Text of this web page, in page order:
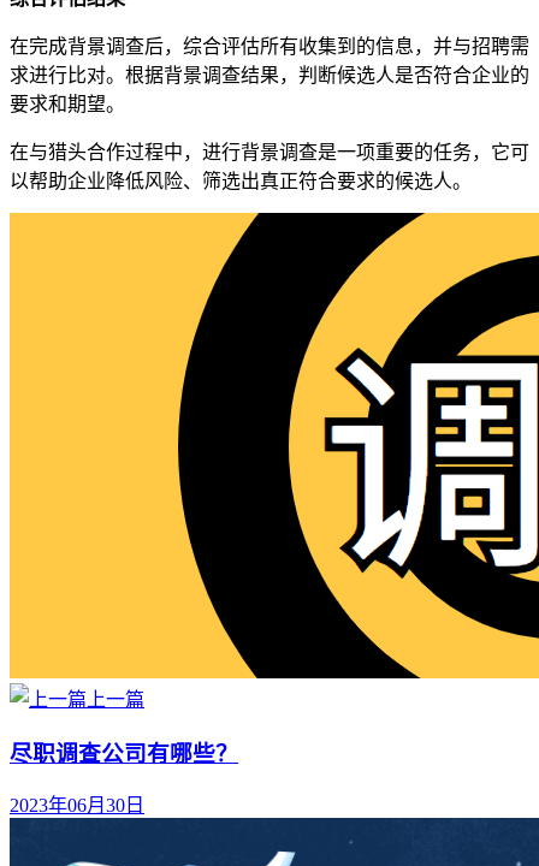
在完成背景调查后，综合评估所有收集到的信息，并与招聘需
求进行比对。根据背景调查结果，判断候选人是否符合企业的
要求和期望。
在与猎头合作过程中，进行背景调查是一项重要的任务，它可
以帮助企业降低风险、筛选出真正符合要求的候选人。
上一篇
尽职调查公司有哪些？
2023年06月30日